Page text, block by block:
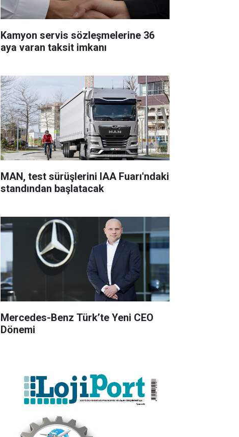
Kamyon servis sözleşmelerine 36
aya varan taksit imkanı
MAN, test sürüşlerini IAA Fuarı'ndaki
standından başlatacak
Mercedes-Benz Türk’te Yeni CEO
Dönemi